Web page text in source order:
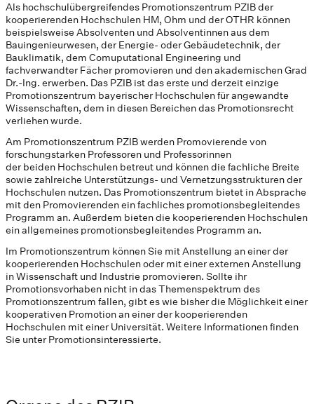
Als hochschulübergreifendes Promotionszentrum PZIB der
kooperierenden Hochschulen HM, Ohm und der OTHR können
beispielsweise Absolventen und Absolventinnen aus dem
Bauingenieurwesen, der Energie- oder Gebäudetechnik, der
Bauklimatik, dem Comuputational Engineering und
fachverwandter Fächer promovieren und den akademischen Grad
Dr.-Ing. erwerben. Das PZIB ist das erste und derzeit einzige
Promotionszentrum bayerischer Hochschulen für angewandte
Wissenschaften, dem in diesen Bereichen das Promotionsrecht
verliehen wurde.
Am Promotionszentrum PZIB werden Promovierende von
forschungstarken Professoren und Professorinnen
der beiden Hochschulen betreut und können die fachliche Breite
sowie zahlreiche Unterstützungs- und Vernetzungsstrukturen der
Hochschulen nutzen. Das Promotionszentrum bietet in Absprache
mit den Promovierenden ein fachliches promotionsbegleitendes
Programm an. Außerdem bieten die kooperierenden Hochschulen
ein allgemeines promotionsbegleitendes Programm an.
Im Promotionszentrum können Sie mit Anstellung an einer der
kooperierenden Hochschulen oder mit einer externen Anstellung
in Wissenschaft und Industrie promovieren. Sollte ihr
Promotionsvorhaben nicht in das Themenspektrum des
Promotionszentrum fallen, gibt es wie bisher die Möglichkeit einer
kooperativen Promotion an einer der kooperierenden
Hochschulen mit einer Universität. Weitere Informationen finden
Sie unter Promotionsinteressierte.